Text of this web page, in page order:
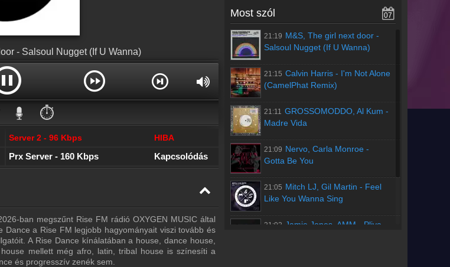
- Salsoul Nugget (If U Wanna)
⏱️
Server 2 - 96 Kbps
HIBA
Prx Server - 160 Kbps Kapcsolódás
ban megszűnt Rise FM rádió OXYGEN MUSIC által
a Rise FM legjobb hagyományait viszi tovább és
A Rise Dance kínálatában a house, dance house,
mellett még afro, latin, tribal house is színesíti a
és progresszív zenék sem.
Topfm Nyíregyháza
Csak Top Slágerek
Most szól 07
21:19 M&S, The girl next door -
Salsoul Nugget (If U Wanna)
21:15 Calvin Harris - I'm Not Alone
(CamelPhat Remix)
21:11 GROSSOMODDO, Al Kum -
Madre Vida
21:09 Nervo, Carla Monroe -
Gotta Be You
21:05 Mitch LJ, Gil Martin - Feel
Like You Wanna Sing
21:02 Jamie Jones, AMM Pliva